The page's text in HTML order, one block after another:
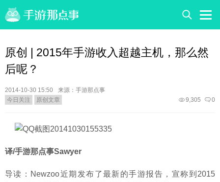
原创 | 2015年手游收入超越主机，那么然
后呢？
2014-10-30 15:50
来源：手游那点事
今日关注
原创文章 0
9,305
译/手游那点事Sawyer
导读：Newzoo近期发布了最新的手游报告，宣称到2015